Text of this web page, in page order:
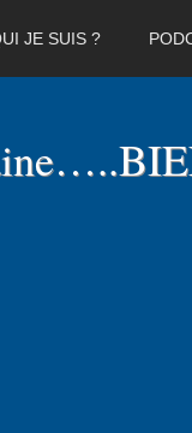
JE SUIS ?